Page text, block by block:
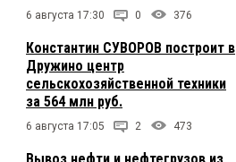
6 августа 17:30 0 376
Константин СУВОРОВ построит в
Дружино центр
сельскохозяйственной техники
за 564 млн руб.
6 августа 17:05 2 473